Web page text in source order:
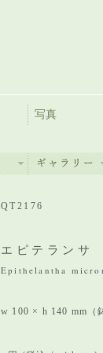
写真
QT2176
エピテランサ
Epithelantha
w 100 × h 140 mm（